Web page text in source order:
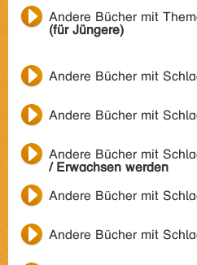
Andere Bücher mit
(für Jüngere)
Andere Bücher mit
Andere Bücher mit
Andere Bücher mit
/ Erwachsen werden
Andere Bücher mit
Andere Bücher mit